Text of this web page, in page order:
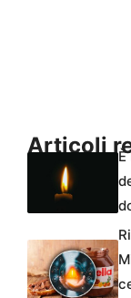
Articoli